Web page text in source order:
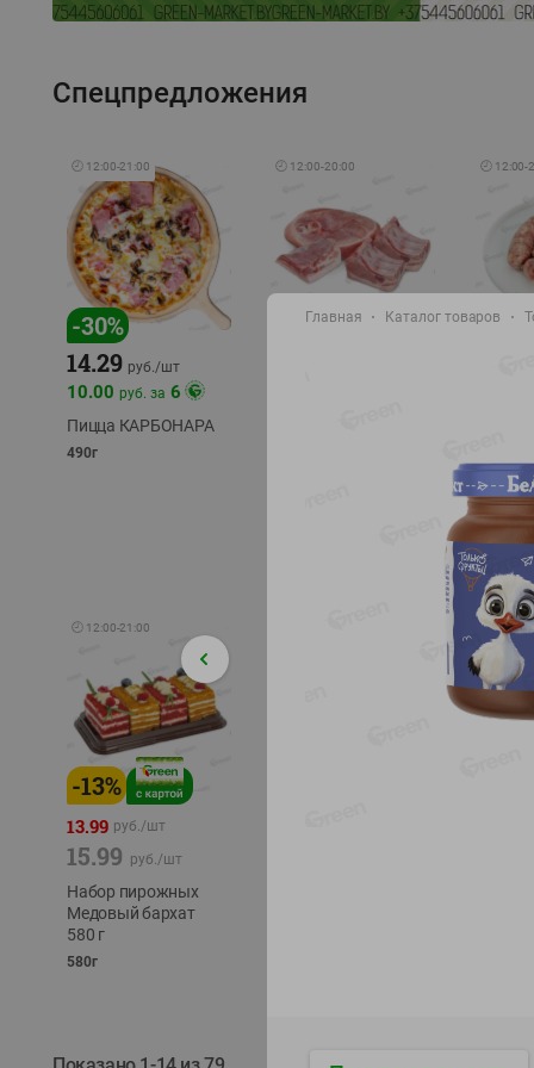
Спецпредложения
🕘 12:00-21:00
-30%
14.29 руб./шт
10.00 руб. за 6
Пицца КАРБОНАРА
490г
🕘 12:00-20:00 🕘 12:00-
-17%
охлажд
🕘 12:00-21:00
-13%
13.99 руб./шт
15.99 руб./шт
Набор пирожных
Медовый бархат
580 г
580г
Главная Каталог товаров